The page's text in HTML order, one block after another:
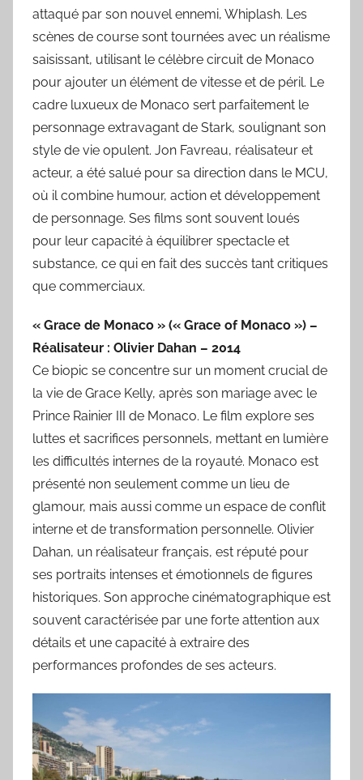
attaqué par son nouvel ennemi, Whiplash. Les
scènes de course sont tournées avec un réalisme
saisissant, utilisant le célèbre circuit de Monaco
pour ajouter un élément de vitesse et de péril. Le
cadre luxueux de Monaco sert parfaitement le
personnage extravagant de Stark, soulignant son
style de vie opulent. Jon Favreau, réalisateur et
acteur, a été salué pour sa direction dans le MCU,
où il combine humour, action et développement
de personnage. Ses films sont souvent loués
pour leur capacité à équilibrer spectacle et
substance, ce qui en fait des succès tant critiques
que commerciaux.
« Grace de Monaco » (« Grace of Monaco ») –
Réalisateur : Olivier Dahan – 2014
Ce biopic se concentre sur un moment crucial de
la vie de Grace Kelly, après son mariage avec le
Prince Rainier III de Monaco. Le film explore ses
luttes et sacrifices personnels, mettant en lumière
les difficultés internes de la royauté. Monaco est
présenté non seulement comme un lieu de
glamour, mais aussi comme un espace de conflit
interne et de transformation personnelle. Olivier
Dahan, un réalisateur français, est réputé pour
ses portraits intenses et émotionnels de figures
historiques. Son approche cinématographique est
souvent caractérisée par une forte attention aux
détails et une capacité à extraire des
performances profondes de ses acteurs.